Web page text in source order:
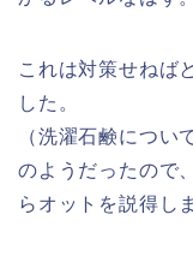
これは対策せねば
した。
（洗濯石鹸につい
のようだったので
らオットを説得し